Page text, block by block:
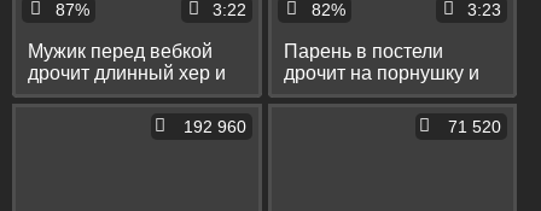
87% 3:22
Мужик перед вебкой
дрочит длинный хер и
кончает себе на ногу
82% 3:23
Парень в постели
дрочит на порнушку и
кончает себе на живот
192 960 71 520